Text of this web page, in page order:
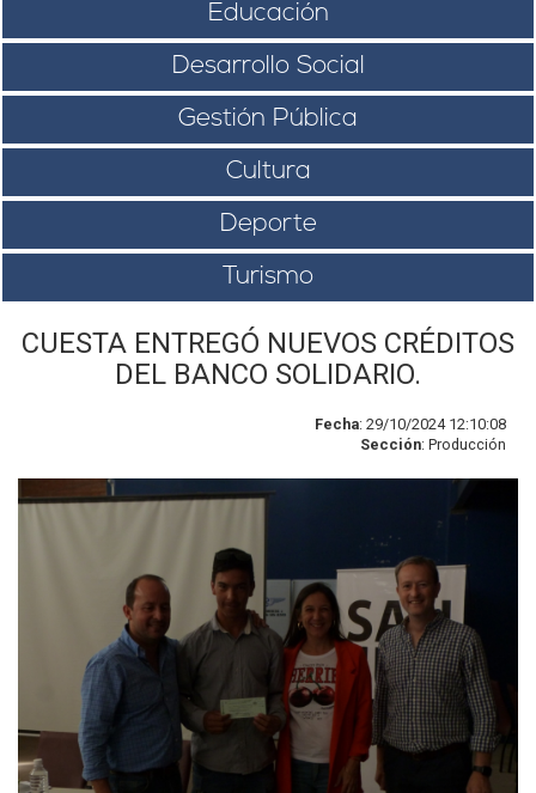
Educación
Desarrollo Social
Gestión Pública
Cultura
Deporte
Turismo
CUESTA ENTREGÓ NUEVOS CRÉDITOS
DEL BANCO SOLIDARIO.
Fecha: 29/10/2024 12:10:08
Sección: Producción